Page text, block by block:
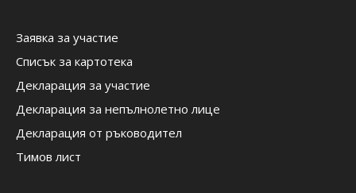
Заявка за участие
Списък за картотека
Декларация за участие
Декларация за непълнолетно лице
Декларация от ръководител
Тимов лист